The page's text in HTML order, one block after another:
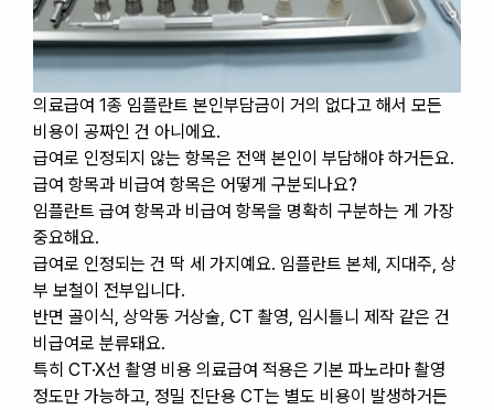
의료급여 1종 임플란트 본인부담금이 거의 없다고 해서 모든
비용이 공짜인 건 아니에요.
급여로 인정되지 않는 항목은 전액 본인이 부담해야 하거든요.
급여 항목과 비급여 항목은 어떻게 구분되나요?
임플란트 급여 항목과 비급여 항목을 명확히 구분하는 게 가장
중요해요.
급여로 인정되는 건 딱 세 가지예요. 임플란트 본체, 지대주, 상
부 보철이 전부입니다.
반면 골이식, 상악동 거상술, CT 촬영, 임시틀니 제작 같은 건
비급여로 분류돼요.
특히 CT·X선 촬영 비용 의료급여 적용은 기본 파노라마 촬영
정도만 가능하고, 정밀 진단용 CT는 별도 비용이 발생하거든